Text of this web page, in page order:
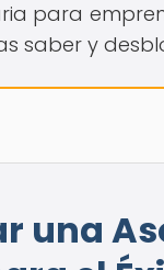
para
saber y
una